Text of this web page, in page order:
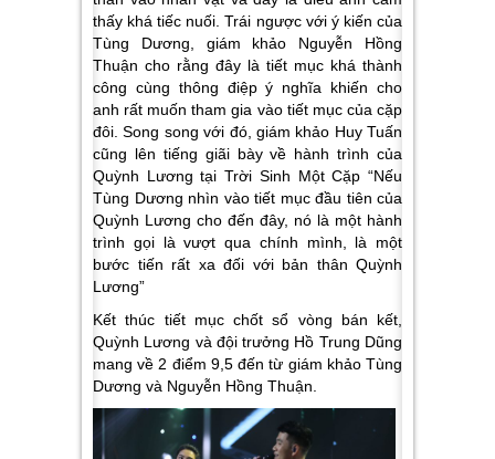
thấy khá tiếc nuối. Trái ngược với ý kiến của
Tùng Dương, giám khảo Nguyễn Hồng
Thuận cho rằng đây là tiết mục khá thành
công cùng thông điệp ý nghĩa khiến cho
anh rất muốn tham gia vào tiết mục của cặp
đôi. Song song với đó, giám khảo Huy Tuấn
cũng lên tiếng giãi bày về hành trình của
Quỳnh Lương tạiTrời Sinh Một Cặp “Nếu
Tùng Dương nhìn vào tiết mục đầu tiên của
Quỳnh Lương cho đến đây, nó là một hành
trình gọi là vượt qua chính mình, là một
bước tiến rất xa đối với bản thân Quỳnh
Lương”
Kết thúc tiết mục chốt sổ vòng bán kết,
Quỳnh Lương và đội trưởng Hồ Trung Dũng
mang về 2 điểm 9,5 đến từ giám khảo Tùng
Dương và Nguyễn Hồng Thuận.